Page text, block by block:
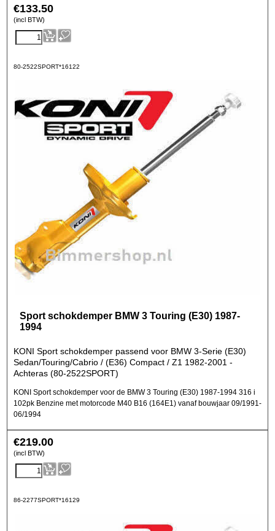
€133.50
(incl BTW)
80-2522SPORT*16122
Sport schokdemper BMW 3 Touring (E30) 1987-
1994
KONI Sport schokdemper passend voor BMW 3-Serie (E30)
Sedan/Touring/Cabrio / (E36) Compact / Z1 1982-2001 -
Achteras (80-2522SPORT)
KONI Sport schokdemper voor de BMW 3 Touring (E30) 1987-1994 316 i
102pk Benzine met motorcode M40 B16 (164E1) vanaf bouwjaar 09/1991-
06/1994
€219.00
(incl BTW)
86-2277SPORT*16129